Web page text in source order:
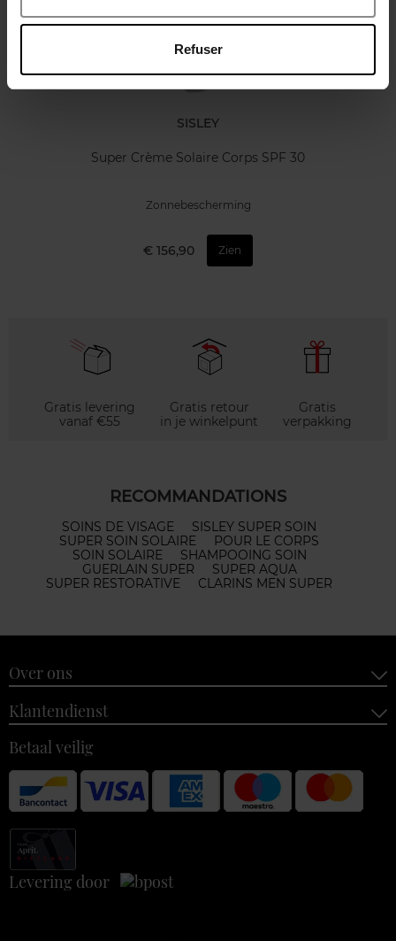
Refuser
SISLEY
Super Crème Solaire Corps SPF 30
Zonnebescherming
€ 156,90 Zien
Gratis levering
vanaf €55
Gratis retour
in je winkelpunt
Gratis
verpakking
RECOMMANDATIONS
SOINS DE VISAGE
SISLEY SUPER SOIN
SUPER SOIN SOLAIRE
POUR LE CORPS
SOIN SOLAIRE
SHAMPOOING SOIN
GUERLAIN SUPER
SUPER AQUA
SUPER RESTORATIVE
CLARINS MEN SUPER
Over ons
Klantendienst
Betaal veilig
Levering door